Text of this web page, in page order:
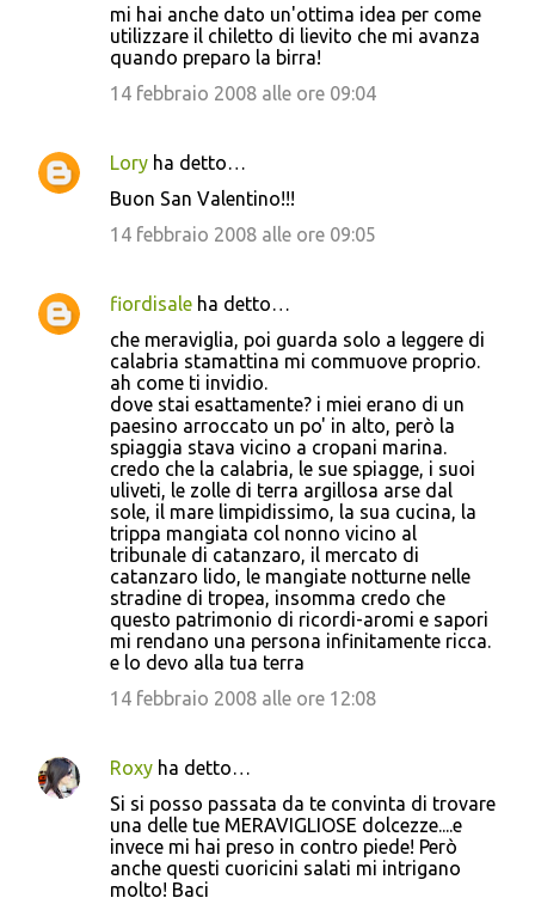
mi hai anche dato un'ottima idea per come
utilizzare il chiletto di lievito che mi avanza
quando preparo la birra!
14 febbraio 2008 alle ore 09:04
Lory ha detto…
Buon San Valentino!!!
14 febbraio 2008 alle ore 09:05
fiordisale ha detto…
che meraviglia, poi guarda solo a leggere di
calabria stamattina mi commuove proprio.
ah come ti invidio.
dove stai esattamente? i miei erano di un
paesino arroccato un po' in alto, però la
spiaggia stava vicino a cropani marina.
credo che la calabria, le sue spiagge, i suoi
uliveti, le zolle di terra argillosa arse dal
sole, il mare limpidissimo, la sua cucina, la
trippa mangiata col nonno vicino al
tribunale di catanzaro, il mercato di
catanzaro lido, le mangiate notturne nelle
stradine di tropea, insomma credo che
questo patrimonio di ricordi-aromi e sapori
mi rendano una persona infinitamente ricca.
e lo devo alla tua terra
14 febbraio 2008 alle ore 12:08
Roxy ha detto…
Si si posso passata da te convinta di trovare
una delle tue MERAVIGLIOSE dolcezze....e
invece mi hai preso in contro piede! Però
anche questi cuoricini salati mi intrigano
molto! Baci